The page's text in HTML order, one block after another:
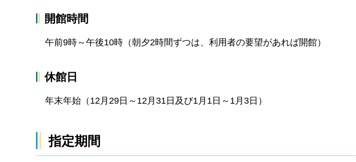
開館時間
午前9時～午後10時（朝夕2時間ずつは、利用者の要望があれば開館）
休館日
年末年始（12月29日～12月31日及び1月1日～1月3日）
指定期間